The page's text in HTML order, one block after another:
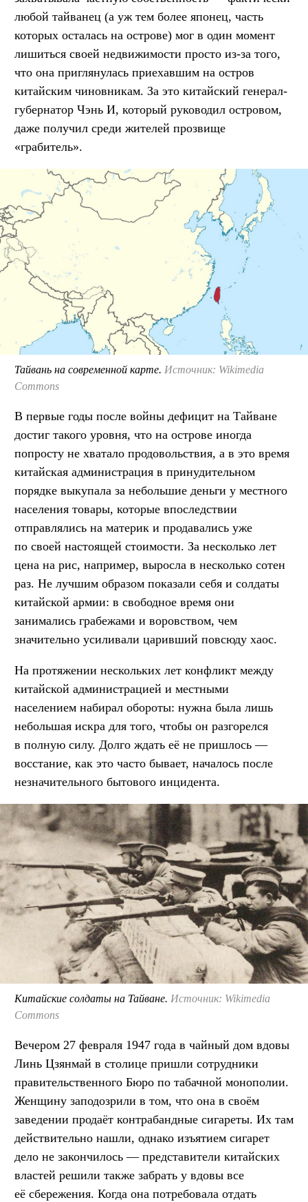
любой тайванец (а уж тем более японец, часть
которых осталась на острове) мог в один момент
лишиться своей недвижимости просто из-за того,
что она приглянулась приехавшим на остров
китайским чиновникам. За это китайский генерал-
губернатор Чэнь И, который руководил островом,
даже получил среди жителей прозвище
«грабитель».
Тайвань на современной карте. Источник: Wikimedia
Commons
В первые годы после войны дефицит на Тайване
достиг такого уровня, что на острове иногда
попросту не хватало продовольствия, а в это время
китайская администрация в принудительном
порядке выкупала за небольшие деньги у местного
населения товары, которые впоследствии
отправлялись на материк и продавались уже
по своей настоящей стоимости. За несколько лет
цена на рис, например, выросла в несколько сотен
раз. Не лучшим образом показали себя и солдаты
китайской армии: в свободное время они
занимались грабежами и воровством, чем
значительно усиливали царивший повсюду хаос.
На протяжении нескольких лет конфликт между
китайской администрацией и местными
населением набирал обороты: нужна была лишь
небольшая искра для того, чтобы он разгорелся
в полную силу. Долго ждать её не пришлось —
восстание, как это часто бывает, началось после
незначительного бытового инцидента.
Китайские солдаты на Тайване. Источник: Wikimedia
Commons
Вечером 27 февраля 1947 года в чайный дом вдовы
Линь Цзянмай в столице пришли сотрудники
правительственного Бюро по табачной монополии.
Женщину заподозрили в том, что она в своём
заведении продаёт контрабандные сигареты. Их там
действительно нашли, однако изъятием сигарет
дело не закончилось — представители китайских
властей решили также забрать у вдовы все
её сбережения. Когда она потребовала отдать